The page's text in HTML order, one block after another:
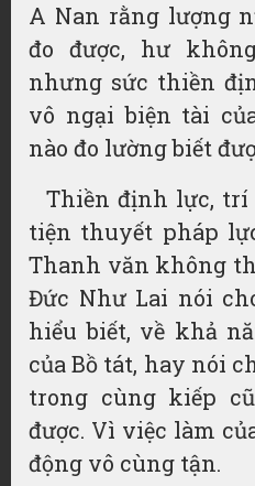
A Nan rằng lượng
đo được, hư
nhưng sức thiền
vô ngại biện tài
nào đo lường biết
Thiền định lực, trí
tiện thuyết pháp
Thanh văn không
Đức Như Lai nói
hiểu biết, về khả
của Bồ tát, hay nói
trong cùng kiếp
được. Vì việc làm
động vô cùng tận.